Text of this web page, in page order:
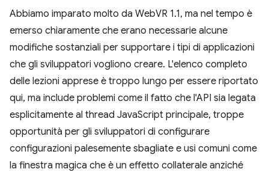
Abbiamo imparato molto da WebVR 1.1, ma nel tempo è
emerso chiaramente che erano necessarie alcune
modifiche sostanziali per supportare i tipi di applicazioni
che gli sviluppatori vogliono creare. L'elenco completo
delle lezioni apprese è troppo lungo per essere riportato
qui, ma include problemi come il fatto che l'API sia legata
esplicitamente al thread JavaScript principale, troppe
opportunità per gli sviluppatori di configurare
configurazioni palesemente sbagliate e usi comuni come
la finestra magica che è un effetto collaterale anziché